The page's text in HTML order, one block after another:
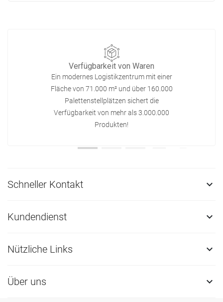
Verfügbarkeit von Waren
Ein modernes Logistikzentrum mit einer
Fläche von 71.000 m² und über 160.000
Palettenstellplätzen sichert die
Verfügbarkeit von mehr als 3.000.000
Produkten!
Schneller Kontakt 
Kundendienst 
Nützliche Links 
Über uns 